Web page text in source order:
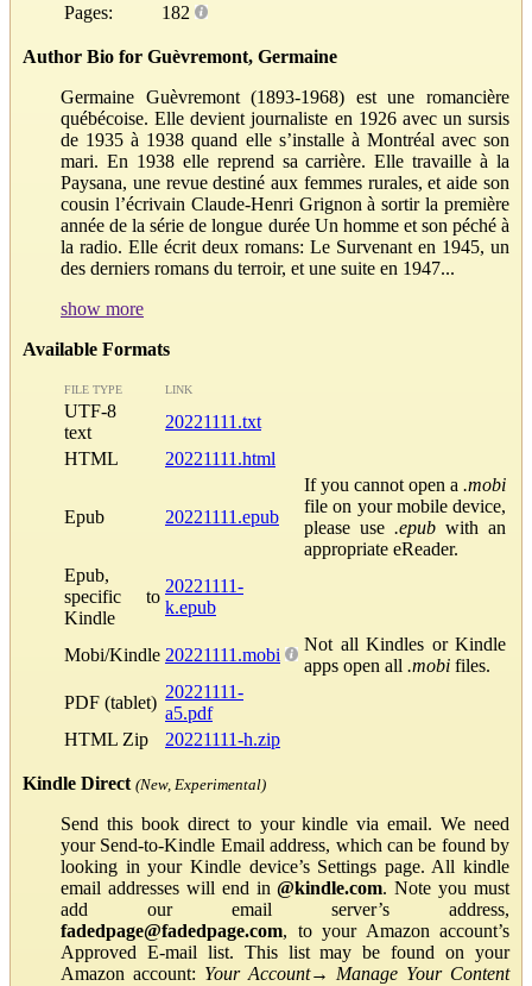
Pages:
182
Author Bio for Guèvremont, Germaine
Germaine Guèvremont (1893-1968) est une romancière
québécoise. Elle devient journaliste en 1926 avec un sursis
de 1935 à 1938 quand elle s’installe à Montréal avec son
mari. En 1938 elle reprend sa carrière. Elle travaille à la
Paysana, une revue destiné aux femmes rurales, et aide son
cousin l’écrivain Claude-Henri Grignon à sortir la première
année de la série de longue durée Un homme et son péché à
la radio. Elle écrit deux romans: Le Survenant en 1945, un
des derniers romans du terroir, et une suite en 1947...
show more
Available Formats
FILE TYPE LINK
UTF-8
text
20221111.txt
HTML
20221111.html
Epub 20221111.epub
If you cannot open a .mobi
file on your mobile device,
please use .epub with an
appropriate eReader.
Epub,
specific to
Kindle
20221111-
k.epub
Mobi/Kindle 20221111.mobi
Not all Kindles or Kindle
apps open all .mobi files.
PDF (tablet)
20221111-
a5.pdf
HTML Zip
20221111-h.zip
Kindle Direct (New, Experimental)
Send this book direct to your kindle via email. We need
your Send-to-Kindle Email address, which can be found by
looking in your Kindle device’s Settings page. All kindle
email addresses will end in@kindle.com. Note you must
add our email server’s address,
fadedpage@fadedpage.com, to your Amazon account’s
Approved E-mail list. This list may be found on your
Amazon account: Your Account→ Manage Your Content